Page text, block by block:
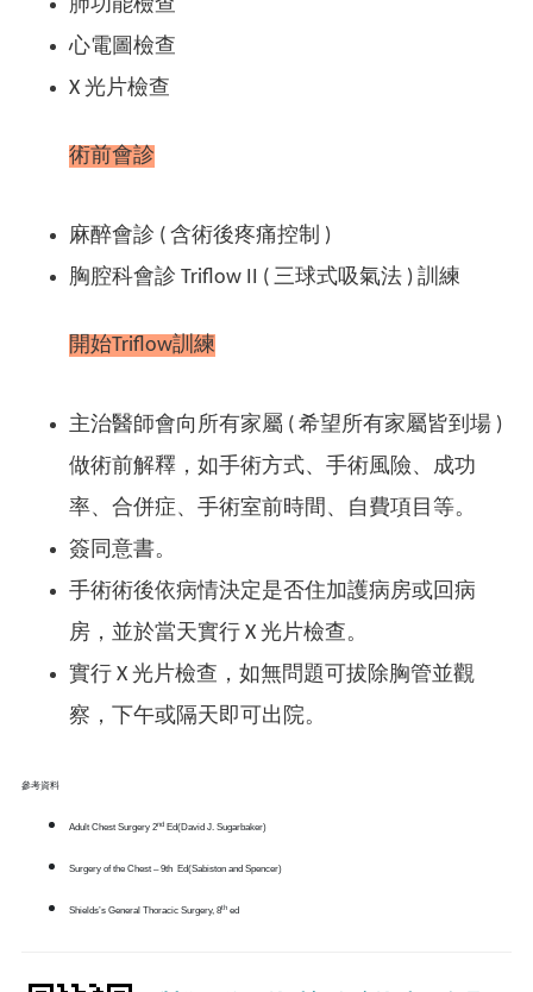
肺功能檢查
心電圖檢查
X 光片檢查
術前會診
麻醉會診 ( 含術後疼痛控制 )
胸腔科會診 Triflow II ( 三球式吸氣法 ) 訓練
開始Triflow訓練
主治醫師會向所有家屬 ( 希望所有家屬皆到場 )
做術前解釋，如手術方式、手術風險、成功
率、合併症、手術室前時間、自費項目等。
簽同意書。
手術術後依病情決定是否住加護病房或回病
房，並於當天實行 X 光片檢查。
實行 X 光片檢查，如無問題可拔除胸管並觀
察，下午或隔天即可出院。
參考資料
Adult Chest Surgery 2nd Ed(David J. Sugarbaker)
Surgery of the Chest – 9th Ed(Sabiston and Spencer)
Shields’s General Thoracic Surgery, 8th ed